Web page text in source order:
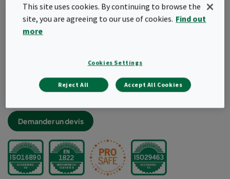
Conçu pour assurer la sécurité alimentaires et celle
des produits
Equipé de filtres HEPA H14
Conçue pour être installé dans des conduits
Demander un devis
This site uses cookies. By continuing to browse the
site, you are agreeing to our use of cookies. Find out
more
Cookies Settings
Reject All Accept All Cookies